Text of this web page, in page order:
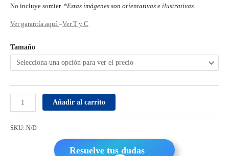
No incluye somier. *Estas imágenes son orientativas e ilustrativas.
Ver garantía aquí –Ver T y C
Tamaño
Añadir al carrito
SKU: N/D
Resuelve tus dudas